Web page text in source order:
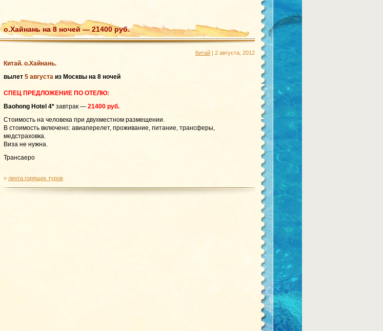
о.Хайнань на 8 ночей — 21400 руб.
Китай | 2 августа, 2012
Китай. о.Хайнань.
вылет 5 августа из Москвы на 8 ночей
СПЕЦ ПРЕДЛОЖЕНИЕ ПО ОТЕЛЮ:
Baohong Hotel 4* завтрак — 21400 руб.
Стоимость на человека при двухместном размещении.
В стоимость включено: авиаперелет, проживание, питание, трансферы,
медстраховка.
Виза не нужна.
Трансаеро
» лента горящих туров